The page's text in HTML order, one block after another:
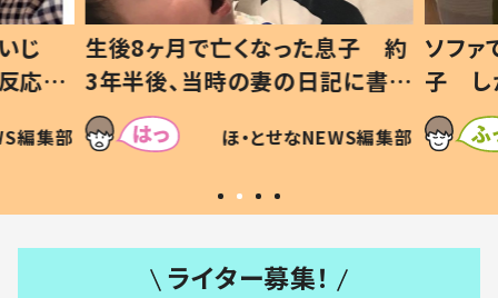
じ
応に
編集部
生後8ヶ月で亡くなった息子 約
3年半後、当時の妻の日記に書い
てあった本音とは
ほ・とせなNEWS編集部
ソファ
子 し
すべ
いから
ライター募集！